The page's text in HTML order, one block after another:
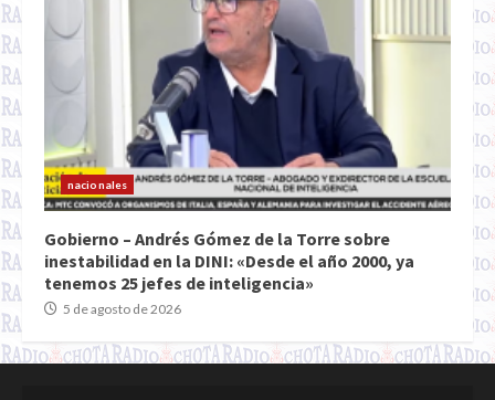
nacionales
Gobierno – Andrés Gómez de la Torre sobre
inestabilidad en la DINI: «Desde el año 2000, ya
tenemos 25 jefes de inteligencia»
5 de agosto de 2026